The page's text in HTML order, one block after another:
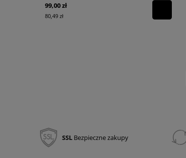
99,00 zł
80,49 zł
SSL Bezpieczne zakupy